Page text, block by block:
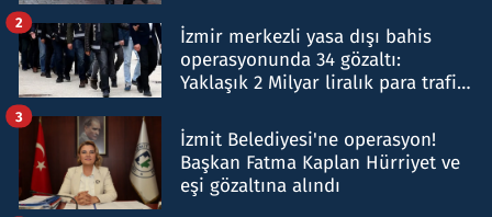
İzmir merkezli yasa dışı bahis
operasyonunda 34 gözaltı:
Yaklaşık 2 Milyar liralık para trafiği
2
İzmit Belediyesi'ne operasyon!
Başkan Fatma Kaplan Hürriyet ve
eşi gözaltına alındı
3